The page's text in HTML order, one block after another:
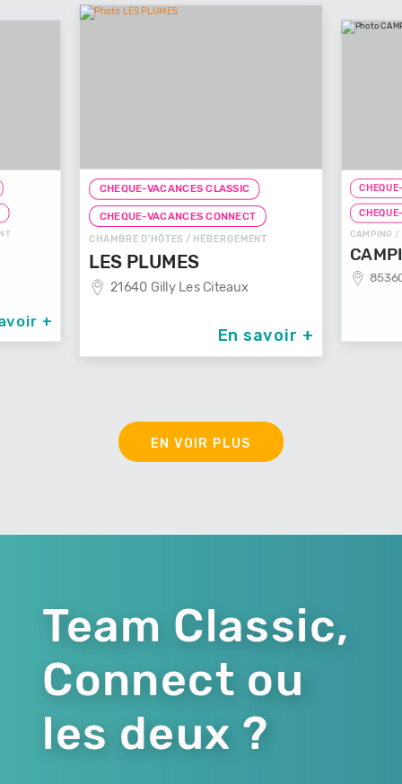
+
CHEQUE-VACANCES CLASSIC
CHEQUE-VACANCES CONNECT
CHAMBRE D'HÔTES / HÉBERGEMENT
LES PLUMES
21640 Gilly Les Citeaux
En savoir +
CAMPING /
EN VOIR PLUS
Team Classic,
Connect ou
les deux ?